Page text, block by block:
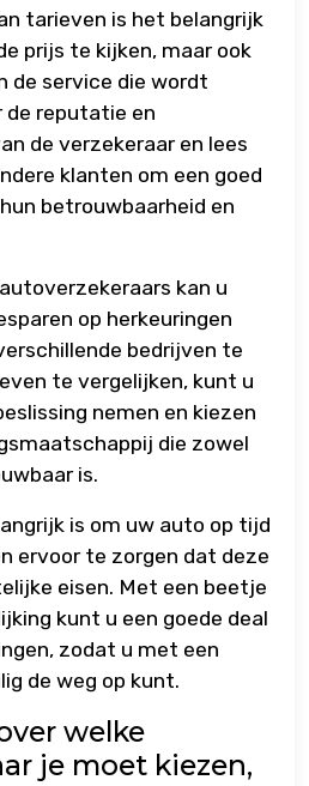
tarieven is het belangrijk
prijs te kijken, maar ook
de service die wordt
de reputatie en
de verzekeraar en lees
klanten om een goed
betrouwbaarheid en
kan u
op herkeuringen
bedrijven te
te vergelijken, kunt u
nemen en kiezen
die zowel
is.
is om uw auto op tijd
ervoor te zorgen dat deze
eisen. Met een beetje
kunt u een goede deal
zodat u met een
de weg op kunt.
welke
je moet kiezen,